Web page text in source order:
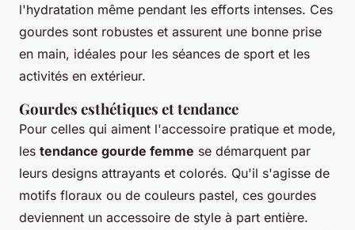
l'hydratation même pendant les efforts intenses. Ces
gourdes sont robustes et assurent une bonne prise
en main, idéales pour les séances de sport et les
activités en extérieur.
Gourdes esthétiques et tendance
Pour celles qui aiment l'accessoire pratique et mode,
les tendance gourde femme se démarquent par
leurs designs attrayants et colorés. Qu'il s'agisse de
motifs floraux ou de couleurs pastel, ces gourdes
deviennent un accessoire de style à part entière.